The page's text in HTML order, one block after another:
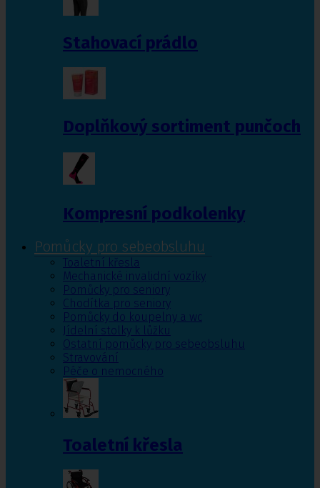
Stahovací prádlo
Doplňkový sortiment punčoch
Kompresní podkolenky
Pomůcky pro sebeobsluhu
Toaletní křesla
Mechanické invalidní vozíky
Pomůcky pro seniory
Chodítka pro seniory
Pomůcky do koupelny a wc
Jídelní stolky k lůžku
Ostatní pomůcky pro sebeobsluhu
Stravování
Péče o nemocného
Toaletní křesla